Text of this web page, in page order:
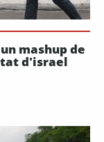
mashup de
d'israel